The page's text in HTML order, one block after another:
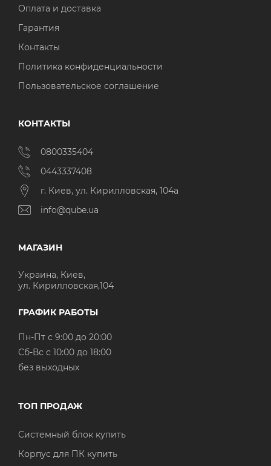
Оплата и доставка
Гарантия
Контакты
Политика конфиденциальности
Пользовательское соглашение
КОНТАКТЫ
0800335404
0443337408
г. Киев, ул. Кирилловская, 104а
info@qube.ua
МАГАЗИН
Украина, Киев,
ул. Кирилловская,104
ГРАФИК РАБОТЫ
Пн-Пт с 9:00 до 20:00
Cб-Вс с 10:00 до 18:00
без выходных
ТОП ПРОДАЖ
Системный блок купить
Корпус для ПК купить